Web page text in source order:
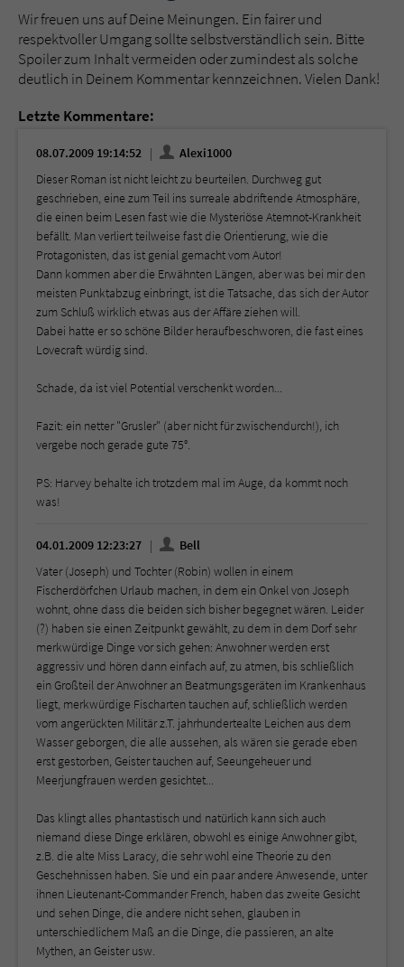
Wir freuen uns auf Deine Meinungen. Ein fairer und
respektvoller Umgang sollte selbstverständlich sein. Bitte
Spoiler zum Inhalt vermeiden oder zumindest als solche
deutlich in Deinem Kommentar kennzeichnen. Vielen Dank!
Letzte Kommentare:
08.07.2009 19:14:52
Alexi1000
Dieser Roman ist nicht leicht zu beurteilen. Durchweg gut
geschrieben, eine zum Teil ins surreale abdriftende Atmosphäre,
die einen beim Lesen fast wie die Mysteriöse Atemnot-Krankheit
befällt. Man verliert teilweise fast die Orientierung, wie die
Protagonisten, das ist genial gemacht vom Autor!
Dann kommen aber die Erwähnten Längen, aber was bei mir den
meisten Punktabzug einbringt, ist die Tatsache, das sich der Autor
zum Schluß wirklich etwas aus der Affäre ziehen will.
Dabei hatte er so schöne Bilder heraufbeschworen, die fast eines
Lovecraft würdig sind.
Schade, da ist viel Potential verschenkt worden...
Fazit: ein netter "Grusler" (aber nicht für zwischendurch!), ich
vergebe noch gerade gute 75°.
PS: Harvey behalte ich trotzdem mal im Auge, da kommt noch
was!
04.01.2009 12:23:27
Bell
Vater (Joseph) und Tochter (Robin) wollen in einem
Fischerdörfchen Urlaub machen, in dem ein Onkel von Joseph
wohnt, ohne dass die beiden sich bisher begegnet wären. Leider
(?) haben sie einen Zeitpunkt gewählt, zu dem in dem Dorf sehr
merkwürdige Dinge vor sich gehen: Anwohner werden erst
aggressiv und hören dann einfach auf, zu atmen, bis schließlich
ein Großteil der Anwohner an Beatmungsgeräten im Krankenhaus
liegt, merkwürdige Fischarten tauchen auf, schließlich werden
vom angerückten Militär z.T. jahrhundertealte Leichen aus dem
Wasser geborgen, die alle aussehen, als wären sie gerade eben
erst gestorben, Geister tauchen auf, Seeungeheuer und
Meerjungfrauen werden gesichtet...
Das klingt alles phantastisch und natürlich kann sich auch
niemand diese Dinge erklären, obwohl es einige Anwohner gibt,
z.B. die alte Miss Laracy, die sehr wohl eine Theorie zu den
Geschehnissen haben. Sie und ein paar andere Anwesende, unter
ihnen Lieutenant-Commander French, haben das zweite Gesicht
und sehen Dinge, die andere nicht sehen, glauben in
unterschiedlichem Maß an die Dinge, die passieren, an alte
Mythen, an Geister usw.